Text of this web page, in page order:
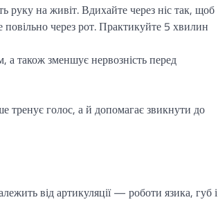
руку на живіт. Вдихайте через ніс так, щоб
через рот. Практикуйте 5 хвилин
а також зменшує нервозність перед
голос, а й допомагає звикнути до
від артикуляції — роботи язика, губ і